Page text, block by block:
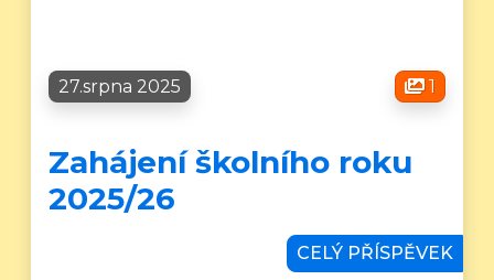
27.srpna 2025 1
Zahájení školního roku
2025/26
CELÝ PŘÍSPĚVEK